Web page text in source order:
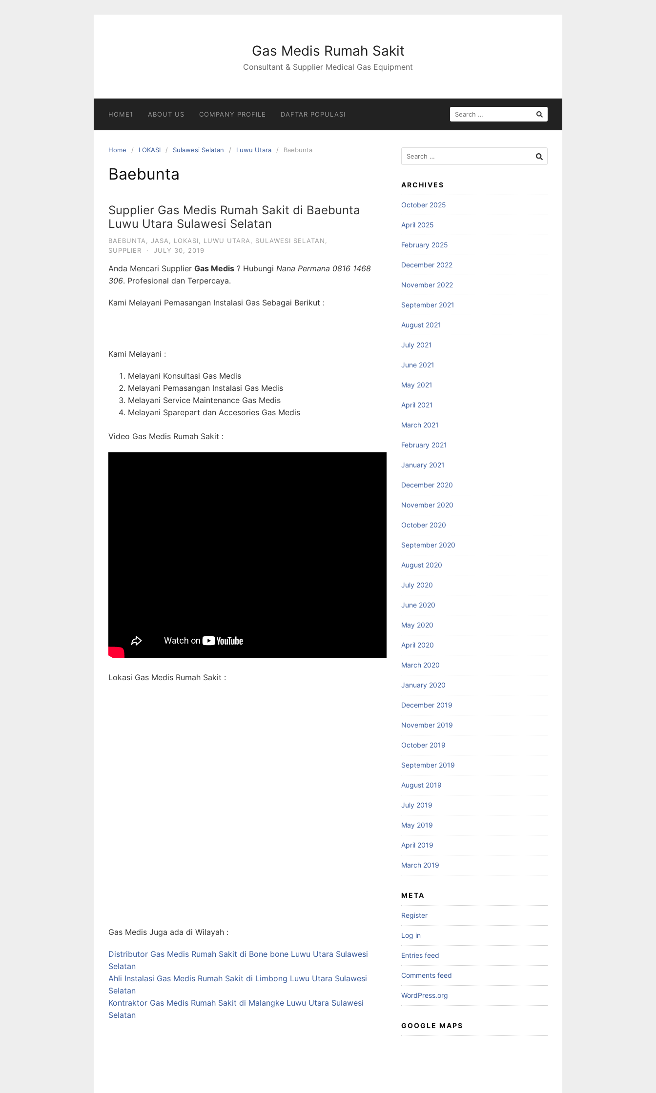
Gas Medis Rumah Sakit
Consultant & Supplier Medical Gas Equipment
HOME1 ABOUT US COMPANY PROFILE DAFTAR POPULASI
SEARCH
FOR:
Home LOKASI Sulawesi Selatan Luwu Utara Baebunta
Baebunta
Supplier Gas Medis Rumah Sakit di Baebunta
Luwu Utara Sulawesi Selatan
BAEBUNTA JASA LOKASI LUWU UTARA SULAWESI SELATAN
SUPPLIER
· JULY 30, 2019
Anda Mencari Supplier Gas Medis ? Hubungi Nana Permana 0816 1468
306. Profesional dan Terpercaya.
Kami Melayani Pemasangan Instalasi Gas Sebagai Berikut :
Kami Melayani :
Melayani Konsultasi Gas Medis
Melayani Pemasangan Instalasi Gas Medis
Melayani Service Maintenance Gas Medis
Melayani Sparepart dan Accesories Gas Medis
Video Gas Medis Rumah Sakit :
Lokasi Gas Medis Rumah Sakit :
Gas Medis Juga ada di Wilayah :
Distributor Gas Medis Rumah Sakit di Bone bone Luwu Utara Sulawesi
Selatan
Ahli Instalasi Gas Medis Rumah Sakit di Limbong Luwu Utara Sulawesi
Selatan
Kontraktor Gas Medis Rumah Sakit di Malangke Luwu Utara Sulawesi
Selatan
Search
for:
ARCHIVES
October 2025
April 2025
February 2025
December 2022
November 2022
September 2021
August 2021
July 2021
June 2021
May 2021
April 2021
March 2021
February 2021
January 2021
December 2020
November 2020
October 2020
September 2020
August 2020
July 2020
June 2020
May 2020
April 2020
March 2020
January 2020
December 2019
November 2019
October 2019
September 2019
August 2019
July 2019
May 2019
April 2019
March 2019
META
Register
Log in
Entries feed
Comments feed
WordPress.org
GOOGLE MAPS